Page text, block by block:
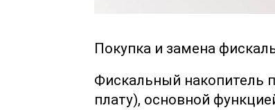
Покупка и замена
Фискальный накопитель
плату), основной